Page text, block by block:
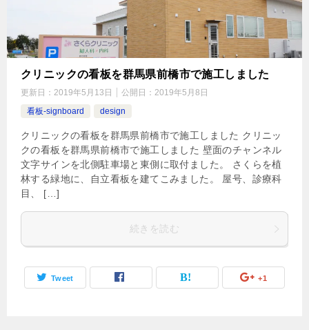
クリニックの看板を群馬県前橋市で施工しました
更新日： 2019年5月13日 公開日： 2019年5月8日
看板-signboard
design
クリニックの看板を群馬県前橋市で施工しました クリニッ
クの看板を群馬県前橋市で施工しました 壁面のチャンネル
文字サインを北側駐車場と東側に取付ました。 さくらを植
林する緑地に、自立看板を建てこみました。 屋号、診療科
目、 […]
続きを読む
Tweet +1